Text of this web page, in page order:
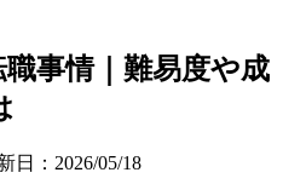
事情｜難易度や成
日： 2026/05/18